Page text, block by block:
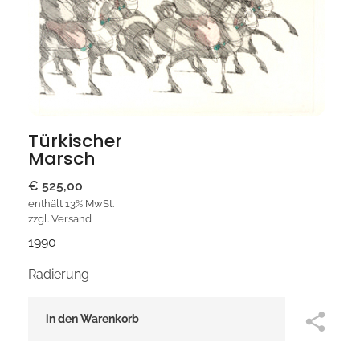
Türkischer
Marsch
€ 525,00
enthält 13% MwSt.
zzgl. Versand
1990
Radierung
in den Warenkorb